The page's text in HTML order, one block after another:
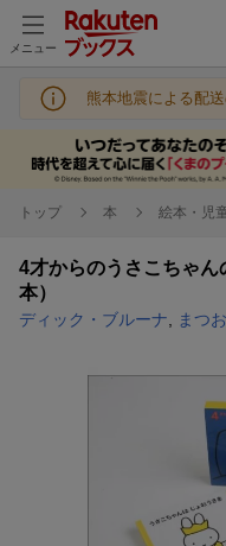
メニュー
熊本地震による配
トップ 本 絵本・児
4才からのうさこちゃん
本）
ディック・ブルーナ まつ